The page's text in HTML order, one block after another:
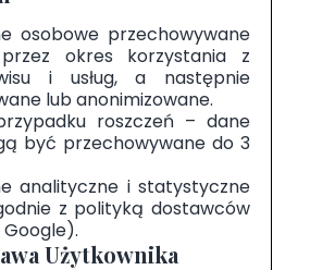
osobowe przechowywane
okres korzystania z
i usług, a następnie
lub anonimizowane.
roszczeń – dane
być przechowywane do 3
analityczne i statystyczne
z polityką dostawców
Google).
Użytkownika